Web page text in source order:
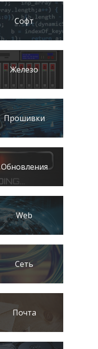
Софт
Железо
Прошивки
Обновления
Web
Сеть
Почта